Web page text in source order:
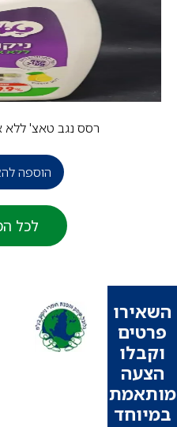
רסס נגב טאצ' ללא אקונומיקה
הוספה להצעת
לכל